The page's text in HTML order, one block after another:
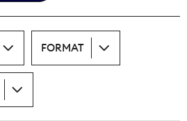
PrintFORMAT